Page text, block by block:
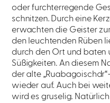
oder furchterregende
schnitzen. Durch eine
erwachten die Geister
den leuchtenden Rüben
durch den Ort und baten
Süßigkeiten. An diesem
der alte
wieder auf. Auch bei
wird es gruselig.